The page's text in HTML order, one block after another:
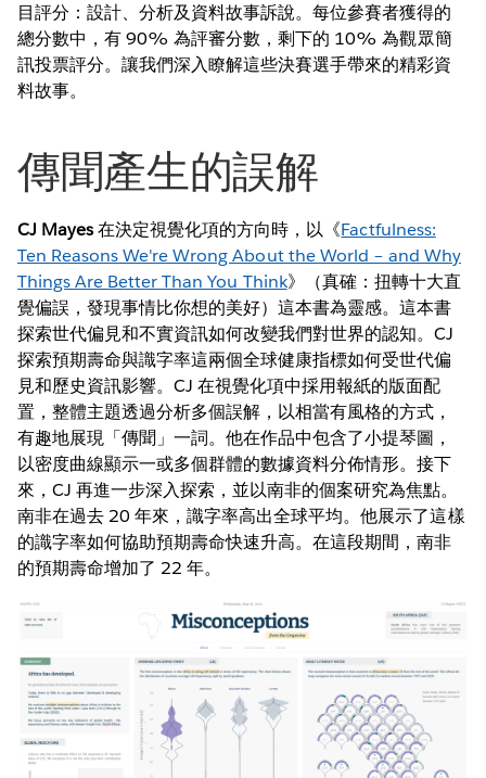
目評分：設計、分析及資料故事訴說。每位參賽者獲得的
總分數中，有 90% 為評審分數，剩下的 10% 為觀眾簡
訊投票評分。讓我們深入瞭解這些決賽選手帶來的精彩資
料故事。
傳聞產生的誤解
CJ Mayes在決定視覺化項的方向時，以《Factfulness:
Ten Reasons We're Wrong About the World – and Why
Things Are Better Than You Think》（真確：扭轉十大直
覺偏誤，發現事情比你想的美好）這本書為靈感。這本書
探索世代偏見和不實資訊如何改變我們對世界的認知。CJ
探索預期壽命與識字率這兩個全球健康指標如何受世代偏
見和歷史資訊影響。CJ 在視覺化項中採用報紙的版面配
置，整體主題透過分析多個誤解，以相當有風格的方式，
有趣地展現「傳聞」一詞。他在作品中包含了小提琴圖，
以密度曲線顯示一或多個群體的數據資料分佈情形。接下
來，CJ 再進一步深入探索，並以南非的個案研究為焦點。
南非在過去 20 年來，識字率高出全球平均。他展示了這樣
的識字率如何協助預期壽命快速升高。在這段期間，南非
的預期壽命增加了 22 年。